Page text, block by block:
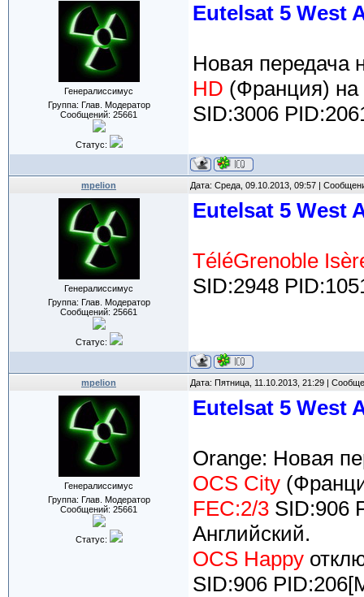
Генералиссимус
Группа: Глав. Модератор
Сообщений: 25661
Статус:
Eutelsat 5 West
Новая передача
HD (Франция) на
SID:3006
mpelion Дата: Среда, 09.10.2013, 09:57 |
Генералиссимус
Группа: Глав. Модератор
Сообщений: 25661
Статус:
Eutelsat 5 West
TéléGrenoble
SID:2948
mpelion Дата: Пятница, 11.10.2013, 21:29 |
Генералиссимус
Группа: Глав. Модератор
Сообщений: 25661
Статус:
Eutelsat 5 West
Orange: Новая
OCS City
FEC:2/3 SID:906
Английский.
OCS Happy
SID:906